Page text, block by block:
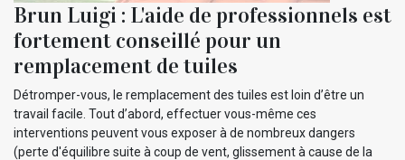
Brun Luigi : L'aide de professionnels est
fortement conseillé pour un
remplacement de tuiles
Détromper-vous, le remplacement des tuiles est loin d’être un
travail facile. Tout d’abord, effectuer vous-même ces
interventions peuvent vous exposer à de nombreux dangers
(perte d'équilibre suite à coup de vent, glissement à cause de la